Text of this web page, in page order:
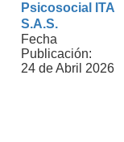
Psicosocial ITA
S.A.S.
Fecha
Publicación:
24 de Abril 2026